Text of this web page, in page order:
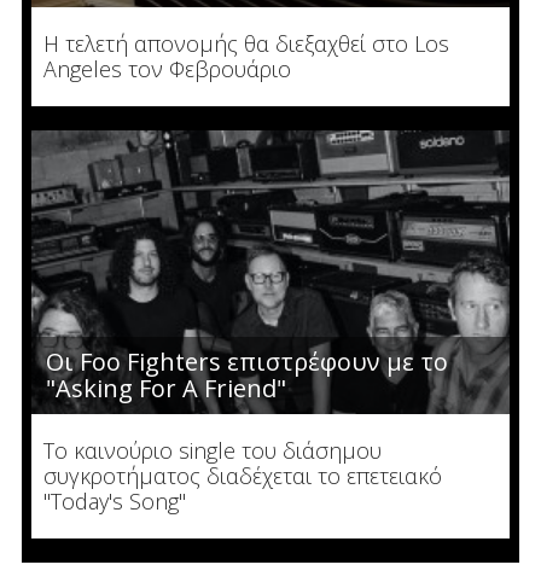
Η τελετή απονομής θα διεξαχθεί στο Los
Angeles τον Φεβρουάριο
Οι Foo Fighters επιστρέφουν με το
"Asking For A Friend"
Το καινούριο single του διάσημου
συγκροτήματος διαδέχεται το επετειακό
"Today's Song"